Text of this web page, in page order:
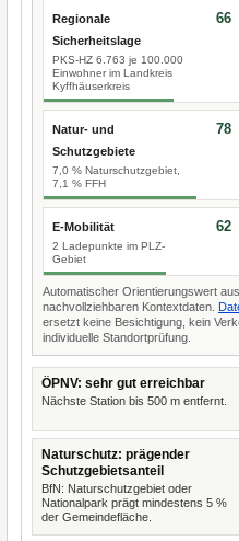
Regionale
Sicherheitslage
PKS-HZ 6.763 je 100.000
Einwohner im Landkreis
Kyffhäuserkreis
66
Natur- und
Schutzgebiete
7,0 % Naturschutzgebiet,
7,1 % FFH
78
E-Mobilität
2 Ladepunkte im PLZ-
Gebiet
62
Automatischer Orientierungswert
nachvollziehbaren Kontextdaten.
ersetzt keine Besichtigung, kein
individuelle Standortprüfung.
ÖPNV: sehr gut erreichbar
Nächste Station bis 500 m entfernt.
Naturschutz: prägender
Schutzgebietsanteil
BfN: Naturschutzgebiet oder
Nationalpark prägt mindestens 5 %
der Gemeindefläche.